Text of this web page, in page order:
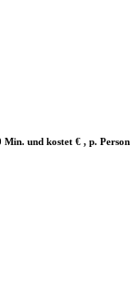
und kostet € , p. Person